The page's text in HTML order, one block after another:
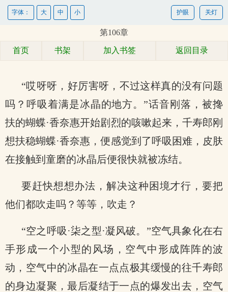
关灯
护眼
字体： 大 中 小
第106章
首页 书架 加入书签 返回目录
“哎呀呀，好厉害呀，不过这样真的没有问题
吗？呼吸着满是冰晶的地方。”话音刚落，被搀
扶的蝴蝶·香奈惠开始剧烈的咳嗽起来，千寿郎刚
想扶稳蝴蝶·香奈惠，便感觉到了呼吸困难，皮肤
在接触到童磨的冰晶后便很快就被冻结。
要赶快想想办法，解决这种困境才行，要把
他们都吹走吗？等等，吹走？
“空之呼吸·柒之型·凝风破。”空气具象化在右
手形成一个小型的风场，空气中形成阵阵的波
动，空气中的冰晶在一点点极其缓慢的往千寿郎
的身边凝聚，最后凝结于一点的爆发出去，空气